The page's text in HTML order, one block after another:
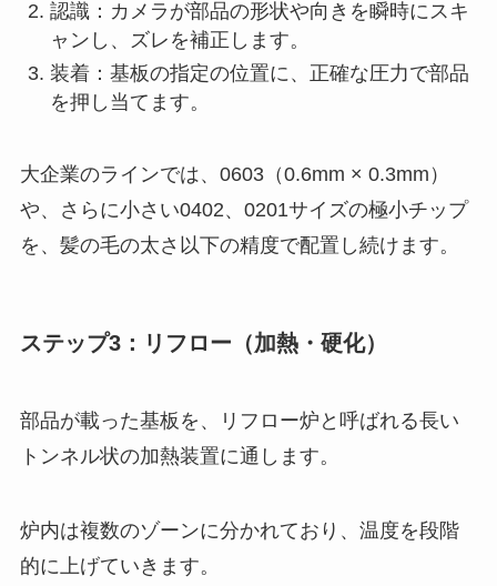
認識：カメラが部品の形状や向きを瞬時にスキ
ャンし、ズレを補正します。
装着：基板の指定の位置に、正確な圧力で部品
を押し当てます。
大企業のラインでは、0603（0.6mm × 0.3mm）
や、さらに小さい0402、0201サイズの極小チップ
を、髪の毛の太さ以下の精度で配置し続けます。
ステップ3：リフロー（加熱・硬化）
部品が載った基板を、リフロー炉と呼ばれる長い
トンネル状の加熱装置に通します。
炉内は複数のゾーンに分かれており、温度を段階
的に上げていきます。